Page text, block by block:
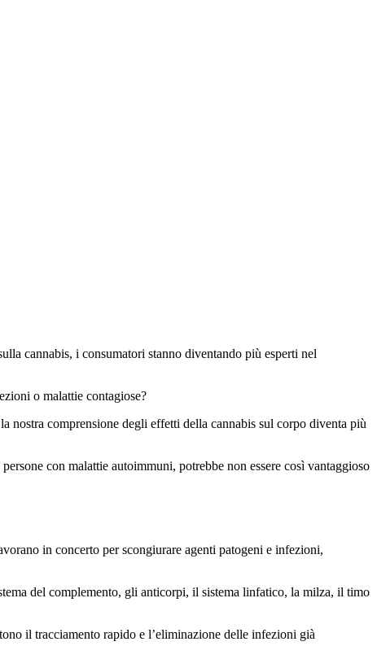
cannabis, i consumatori stanno diventando più esperti nel
o malattie contagiose?
nostra comprensione degli effetti della cannabis sul corpo diventa più
con malattie autoimmuni, potrebbe non essere così vantaggioso
in concerto per scongiurare agenti patogeni e infezioni,
del complemento, gli anticorpi, il sistema linfatico, la milza, il timo
il tracciamento rapido e l’eliminazione delle infezioni già